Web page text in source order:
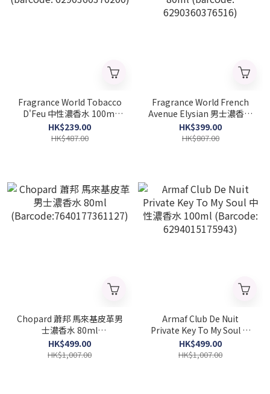
Fragrance World Tobacco
D'Feu 中性濃香水 100ml
(barcode: 6290360370200)
HK$239.00
HK$487.00
Fragrance World French
Avenue Elysian 男士濃香水
80ml (barcode:
6290360376516)
HK$399.00
HK$807.00
Chopard 蕭邦 馬來基皮革男
士濃香水 80ml
(Barcode:7640177361127)
HK$499.00
HK$1,007.00
Armaf Club De Nuit
Private Key To My Soul 中
性濃香水 100ml (Barcode:
6294015175943)
HK$499.00
HK$1,007.00